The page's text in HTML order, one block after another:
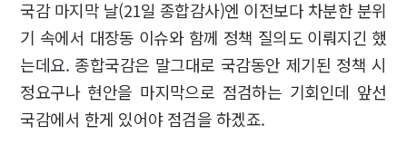
국감 마지막 날(21일 종합감사)엔 이전보다 차분한 분위
기 속에서 대장동 이슈와 함께 정책 질의도 이뤄지긴 했
는데요. 종합국감은 말그대로 국감동안 제기된 정책 시
정요구나 현안을 마지막으로 점검하는 기회인데 앞선
국감에서 한게 있어야 점검을 하겠죠.